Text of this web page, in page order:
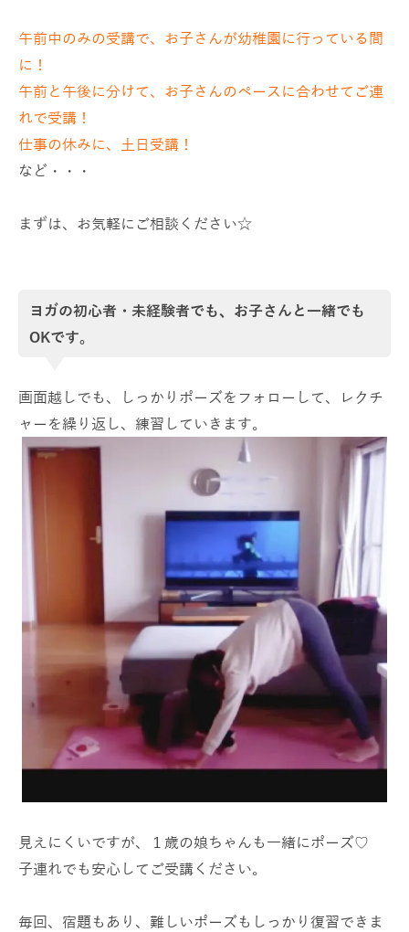
午前中のみの受講で、お子さんが幼稚園に行っている間
に！
午前と午後に分けて、お子さんのペースに合わせてご連
れで受講！
仕事の休みに、土日受講！
など・・・
まずは、お気軽にご相談ください☆
ヨガの初心者・未経験者でも、お子さんと一緒でも
OKです。
画面越しでも、しっかりポーズをフォローして、レクチ
ャーを繰り返し、練習していきます。
見えにくいですが、１歳の娘ちゃんも一緒にポーズ♡
子連れでも安心してご受講ください。
毎回、宿題もあり、難しいポーズもしっかり復習できま